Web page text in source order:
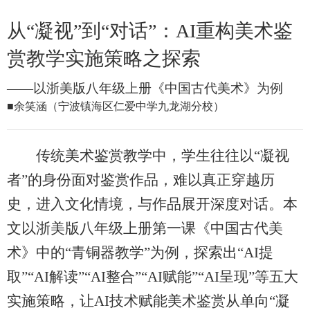
从“凝视”到“对话”：AI重构美术鉴
赏教学实施策略之探索
——以浙美版八年级上册《中国古代美术》为例
■余笑涵（宁波镇海区仁爱中学九龙湖分校）
传统美术鉴赏教学中，学生往往以“凝视
者”的身份面对鉴赏作品，难以真正穿越历
史，进入文化情境，与作品展开深度对话。本
文以浙美版八年级上册第一课《中国古代美
术》中的“青铜器教学”为例，探索出“AI提
取”“AI解读”“AI整合”“AI赋能”“AI呈现”等五大
实施策略，让AI技术赋能美术鉴赏从单向“凝